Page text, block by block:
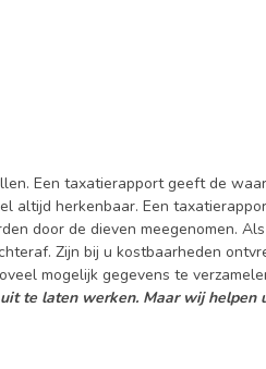
Een taxatierapport geeft de
altijd herkenbaar. Een
door de dieven meegenomen.
Zijn bij u kostbaarheden
mogelijk gegevens te
te laten werken. Maar wij helpen